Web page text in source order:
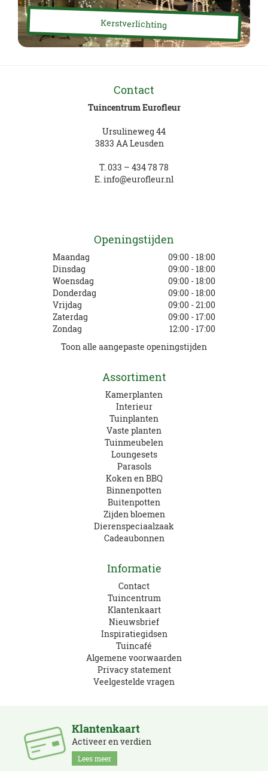
Kerstverlichting
Contact
Tuincentrum Eurofleur
Ursulineweg 44
3833 AA Leusden
T.033 – 434 78 78
E.info@eurofleur.nl
Openingstijden
Maandag
09:00 - 18:00
Dinsdag
09:00 - 18:00
Woensdag
09:00 - 18:00
Donderdag
09:00 - 18:00
Vrijdag
09:00 - 21:00
Zaterdag
09:00 - 17:00
Zondag
12:00 - 17:00
Toon alle aangepaste openingstijden
Assortiment
Kamerplanten
Interieur
Tuinplanten
Vaste planten
Tuinmeubelen
Loungesets
Parasols
Koken en BBQ
Binnenpotten
Buitenpotten
Zijden bloemen
Dierenspeciaalzaak
Cadeaubonnen
Informatie
Contact
Tuincentrum
Klantenkaart
Nieuwsbrief
Inspiratiegidsen
Tuincafé
Algemene voorwaarden
Privacy statement
Veelgestelde vragen
Klantenkaart
Activeer en verdien
Lees meer